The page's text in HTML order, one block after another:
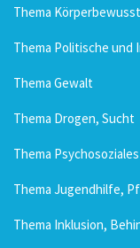
Thema
Thema Politische
Thema Gewalt
Thema Drogen, Sucht
Thema Psychosoziales
Thema Jugendhilfe,
Thema Inklusion,